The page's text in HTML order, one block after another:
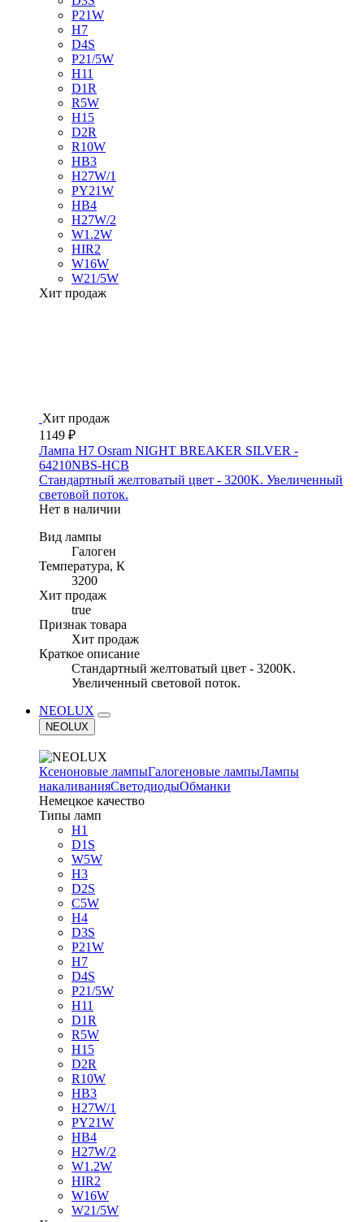
P21W
H7
D4S
P21/5W
H11
D1R
R5W
H15
D2R
R10W
HB3
H27W/1
PY21W
HB4
H27W/2
W1.2W
HIR2
W16W
W21/5W
Хит продаж
Хит продаж
1149 ₽
Лампа H7 Osram NIGHT BREAKER SILVER -
64210NBS-HCB
Стандартный желтоватый цвет - 3200K. Увеличенный
световой поток.
Нет в наличии
Вид лампы
Галоген
Температура, К
3200
Хит продаж
true
Признак товара
Хит продаж
Краткое описание
Стандартный желтоватый цвет - 3200K.
Увеличенный световой поток.
NEOLUX
NEOLUX
Ксеноновые лампыГалогеновые лампыЛампы
накаливанияСветодиодыОбманки
Немецкое качество
Типы ламп
H1
D1S
W5W
H3
D2S
C5W
H4
D3S
P21W
H7
D4S
P21/5W
H11
D1R
R5W
H15
D2R
R10W
HB3
H27W/1
PY21W
HB4
H27W/2
W1.2W
HIR2
W16W
W21/5W